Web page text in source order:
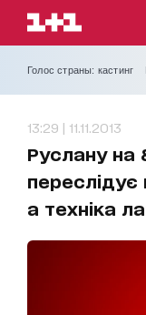
Голос страны: кастинг
13:29 | 11.11.2013
Руслану на
а техніка